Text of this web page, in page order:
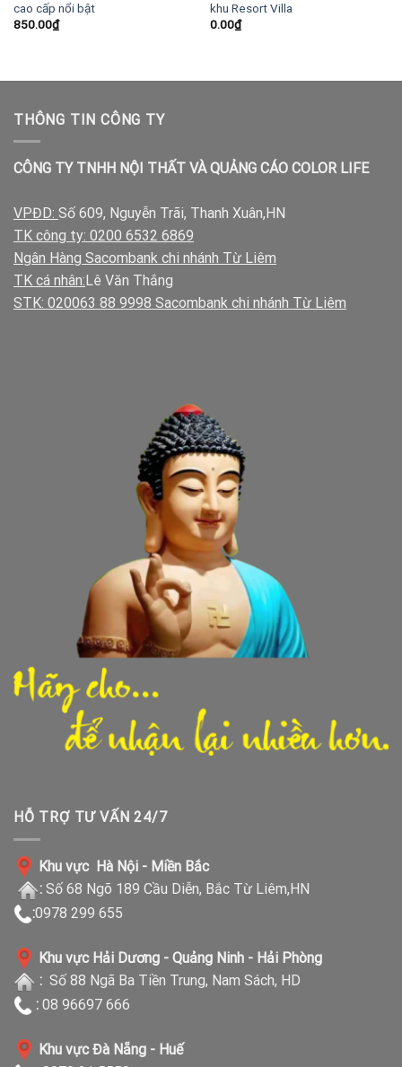
cao cấp nổi bật
850.00₫
khu Resort Villa
0.00₫
THÔNG TIN CÔNG TY
CÔNG TY TNHH NỘI THẤT VÀ QUẢNG CÁO COLOR LIFE
VPĐD: Số 609, Nguyễn Trãi, Thanh Xuân,HN
TK công ty: 0200 6532 6869
Ngân Hàng Sacombank chi nhánh Từ Liêm
TK cá nhân: Lê Văn Thắng
STK: 020063 88 9998 Sacombank chi nhánh Từ Liêm
HỖ TRỢ TƯ VẤN 24/7
Khu vực Hà Nội - Miền Bắc
: Số 68 Ngõ 189 Cầu Diễn, Bắc Từ Liêm,HN
:0978 299 655
Khu vực Hải Dương - Quảng Ninh - Hải Phòng
: Số 88 Ngã Ba Tiền Trung, Nam Sách, HD
: 08 96697 666
Khu vực Đà Nẵng - Huế